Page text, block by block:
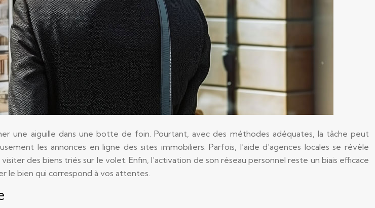
une aiguille dans une botte de foin. Pourtant, avec des méthodes adéquates, la tâche peut
les annonces en ligne des sites immobiliers. Parfois, l’aide d’agences locales se révèle
des biens triés sur le volet. Enfin, l’activation de son réseau personnel reste un biais efficace
le bien qui correspond à vos attentes.